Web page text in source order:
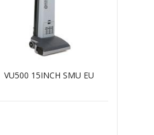
VU500 15INCH SMU EU